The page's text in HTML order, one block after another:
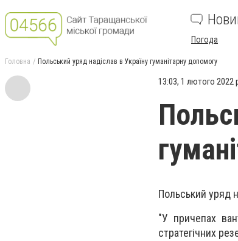
Погода
Головна Польський уряд надіслав в Україну гуманітарну допомогу
13:03, 1 лютого 2022
Польський уряд
"У причепах
стратегічних